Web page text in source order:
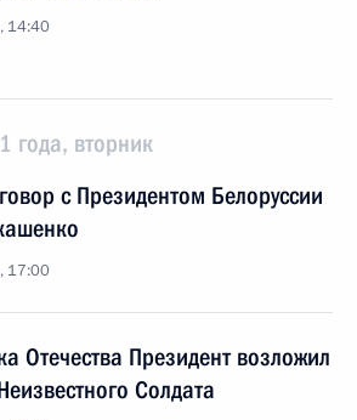
14:40
года, вторник
с Президентом Белоруссии
17:00
Отечества Президент возложил
Солдата